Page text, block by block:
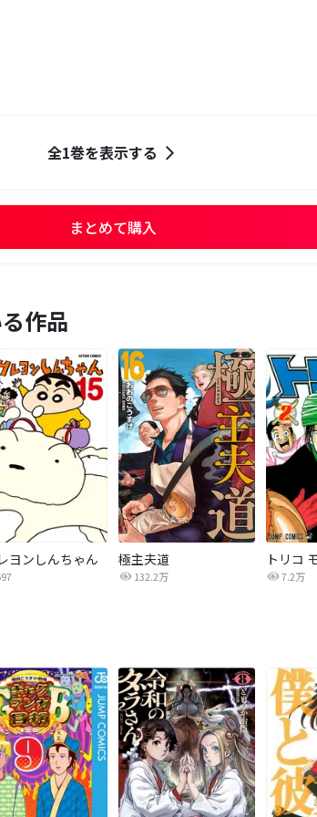
全1巻を表示する
まとめて購入
作品
ヨンしんちゃん 極主夫道
132.2万
トリコ
7.2万